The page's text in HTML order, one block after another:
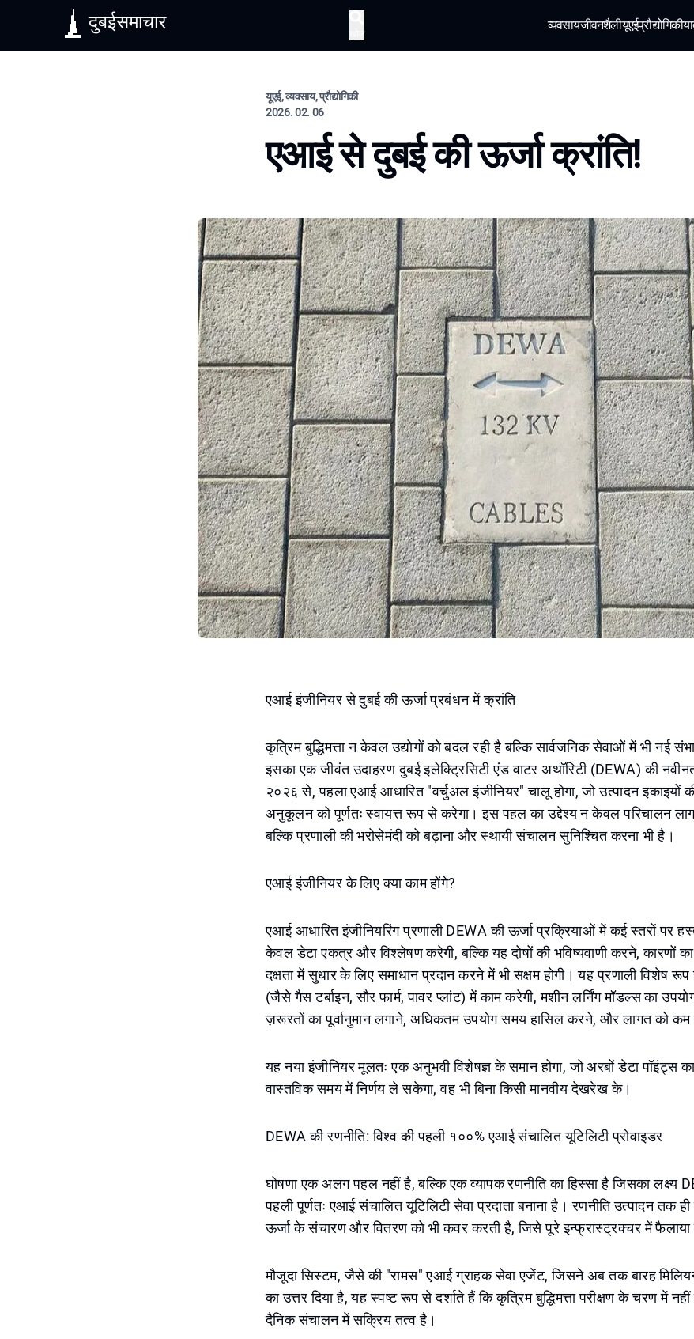
दुबईसमाचार व्यवसायजीवनशैलीयूएईप्रौद्योगिकी
यूएई, व्यवसाय, प्रौद्योगिकी
2026. 02. 06
एआई से दुबई की ऊर्जा क्रांति!
एआई इंजीनियर से दुबई की ऊर्जा प्रबंधन में क्रांति
कृत्रिम बुद्धिमत्ता न केवल उद्योगों को बदल रही है बल्कि सार्वजनिक सेवाओं में भी नई
इसका एक जीवंत उदाहरण दुबई इलेक्ट्रिसिटी एंड वाटर अथॉरिटी (DEWA) की
२०२६ से, पहला एआई आधारित "वर्चुअल इंजीनियर" चालू होगा, जो उत्पादन इकाइयों
अनुकूलन को पूर्णतः स्वायत्त रूप से करेगा। इस पहल का उद्देश्य न केवल परिचालन
बल्कि प्रणाली की भरोसेमंदी को बढ़ाना और स्थायी संचालन सुनिश्चित करना भी है।
एआई इंजीनियर के लिए क्या काम होंगे?
एआई आधारित इंजीनियरिंग प्रणाली DEWA की ऊर्जा प्रक्रियाओं में कई स्तरों पर
केवल डेटा एकत्र और विश्लेषण करेगी, बल्कि यह दोषों की भविष्यवाणी करने, कारणों
दक्षता में सुधार के लिए समाधान प्रदान करने में भी सक्षम होगी। यह प्रणाली विशेष रूप
(जैसे गैस टर्बाइन, सौर फार्म, पावर प्लांट) में काम करेगी, मशीन लर्निंग मॉडल्स का
ज़रूरतों का पूर्वानुमान लगाने, अधिकतम उपयोग समय हासिल करने, और लागत को
यह नया इंजीनियर मूलतः एक अनुभवी विशेषज्ञ के समान होगा, जो अरबों डेटा
वास्तविक समय में निर्णय ले सकेगा, वह भी बिना किसी मानवीय देखरेख के।
DEWA की रणनीति: विश्व की पहली १००% एआई संचालित यूटिलिटी प्रोवाइडर
घोषणा एक अलग पहल नहीं है, बल्कि एक व्यापक रणनीति का हिस्सा है जिसका लक्ष्य
पहली पूर्णतः एआई संचालित यूटिलिटी सेवा प्रदाता बनाना है। रणनीति उत्पादन तक
ऊर्जा के संचारण और वितरण को भी कवर करती है, जिसे पूरे इन्फ्रास्ट्रक्चर में फैलाया
मौजूदा सिस्टम, जैसे की "रामस" एआई ग्राहक सेवा एजेंट, जिसने अब तक बारह
का उत्तर दिया है, यह स्पष्ट रूप से दर्शाते हैं कि कृत्रिम बुद्धिमत्ता परीक्षण के चरण में
दैनिक संचालन में सक्रिय तत्व है।